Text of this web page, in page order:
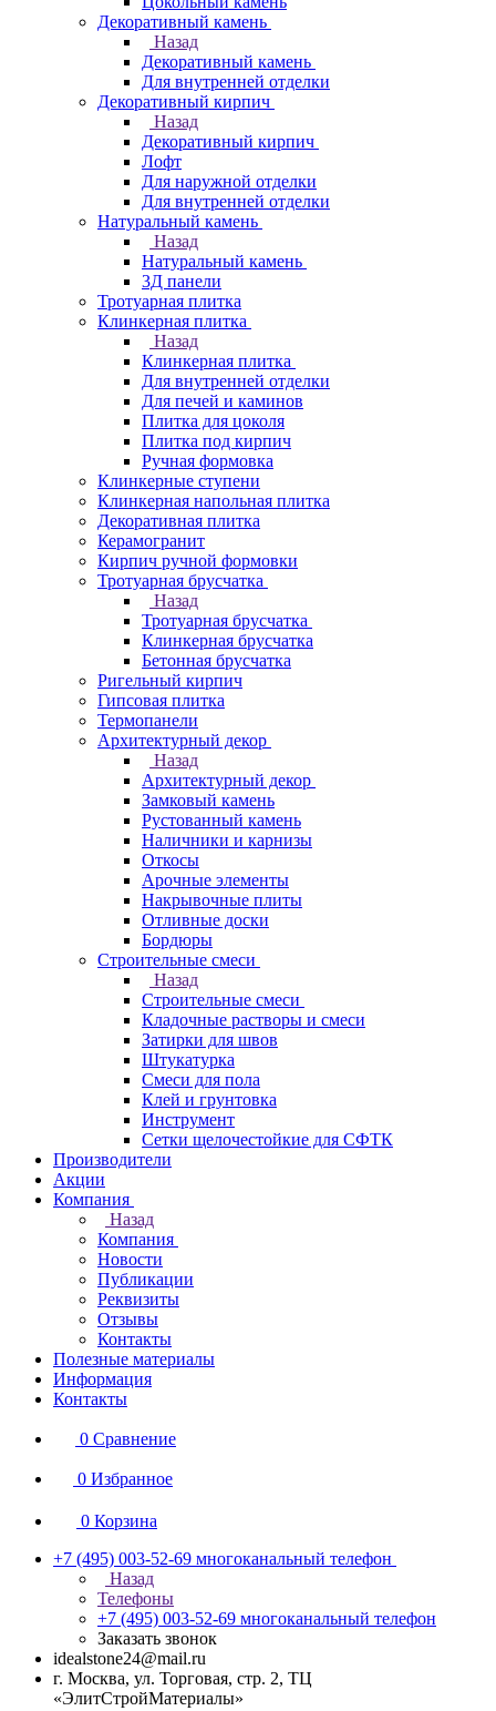
Декоративный камень
Назад
Декоративный камень
Для внутренней отделки
Декоративный кирпич
Назад
Декоративный кирпич
Лофт
Для наружной отделки
Для внутренней отделки
Натуральный камень
Назад
Натуральный камень
3Д панели
Тротуарная плитка
Клинкерная плитка
Назад
Клинкерная плитка
Для внутренней отделки
Для печей и каминов
Плитка для цоколя
Плитка под кирпич
Ручная формовка
Клинкерные ступени
Клинкерная напольная плитка
Декоративная плитка
Керамогранит
Кирпич ручной формовки
Тротуарная брусчатка
Назад
Тротуарная брусчатка
Клинкерная брусчатка
Бетонная брусчатка
Ригельный кирпич
Гипсовая плитка
Термопанели
Архитектурный декор
Назад
Архитектурный декор
Замковый камень
Рустованный камень
Наличники и карнизы
Откосы
Арочные элементы
Накрывочные плиты
Отливные доски
Бордюры
Строительные смеси
Назад
Строительные смеси
Кладочные растворы и смеси
Затирки для швов
Штукатурка
Смеси для пола
Клей и грунтовка
Инструмент
Сетки щелочестойкие для СФТК
Производители
Акции
Компания
Назад
Компания
Новости
Публикации
Реквизиты
Отзывы
Контакты
Полезные материалы
Информация
Контакты
0 Сравнение
0 Избранное
0 Корзина
+7 (495) 003-52-69 многоканальный телефон
Назад
Телефоны
+7 (495) 003-52-69 многоканальный телефон
Заказать звонок
idealstone24@mail.ru
г. Москва, ул. Торговая, стр. 2, ТЦ
«ЭлитСтройМатериалы»